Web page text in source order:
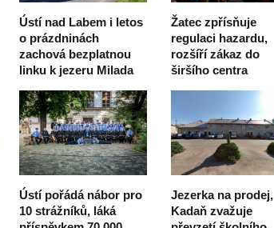
Ústí nad Labem i letos
o prázdninách
zachová bezplatnou
linku k jezeru Milada
Žatec zpřísňuje
regulaci hazardu,
rozšíří zákaz do
širšího centra
Ústí pořádá nábor pro
10 strážníků, láká
Jezerka na prodej,
Kadaň zvažuje